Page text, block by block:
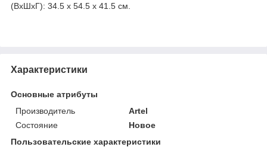
(ВхШхГ): 34.5 х 54.5 х 41.5 см.
Характеристики
Основные атрибуты
Производитель
Artel
Состояние
Новое
Пользовательские характеристики